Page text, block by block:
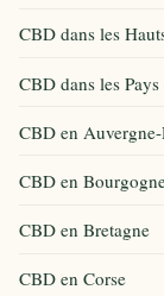
CBD dans les
CBD dans les
CBD en
CBD en
CBD en Bretagne
CBD en Corse